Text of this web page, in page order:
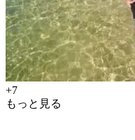
+7
もっと見る